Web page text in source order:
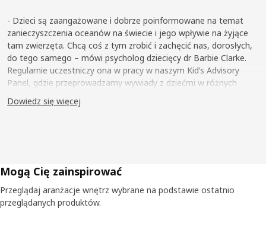
- Dzieci są zaangażowane i dobrze poinformowane na temat
zanieczyszczenia oceanów na świecie i jego wpływie na żyjące
tam zwierzęta. Chcą coś z tym zrobić i zachęcić nas, dorosłych,
do tego samego – mówi psycholog dziecięcy dr Barbie Clarke.
Regularnie uczestniczy ona w pracy w naszym Kid’s Advisory
Panel, gdzie przeprowadzamy wywiady z dziećmi w różnych
krajach na temat ich opinii na różne tematy.
wybrzeża? - Głębiny i ich mieszkańcy zawsze byli częścią mitów i
historii, które sobie wzajemnie opowiadamy - mówi Barbie. -
Pod powierzchnią istniej świat sam w sobie, coś tajemniczego i
ekscytującego, co ożywia wyobraźnię.
Dowiedz się więcej
Mogą Cię zainspirować
Przeglądaj aranżacje wnętrz wybrane na podstawie ostatnio
przeglądanych produktów.